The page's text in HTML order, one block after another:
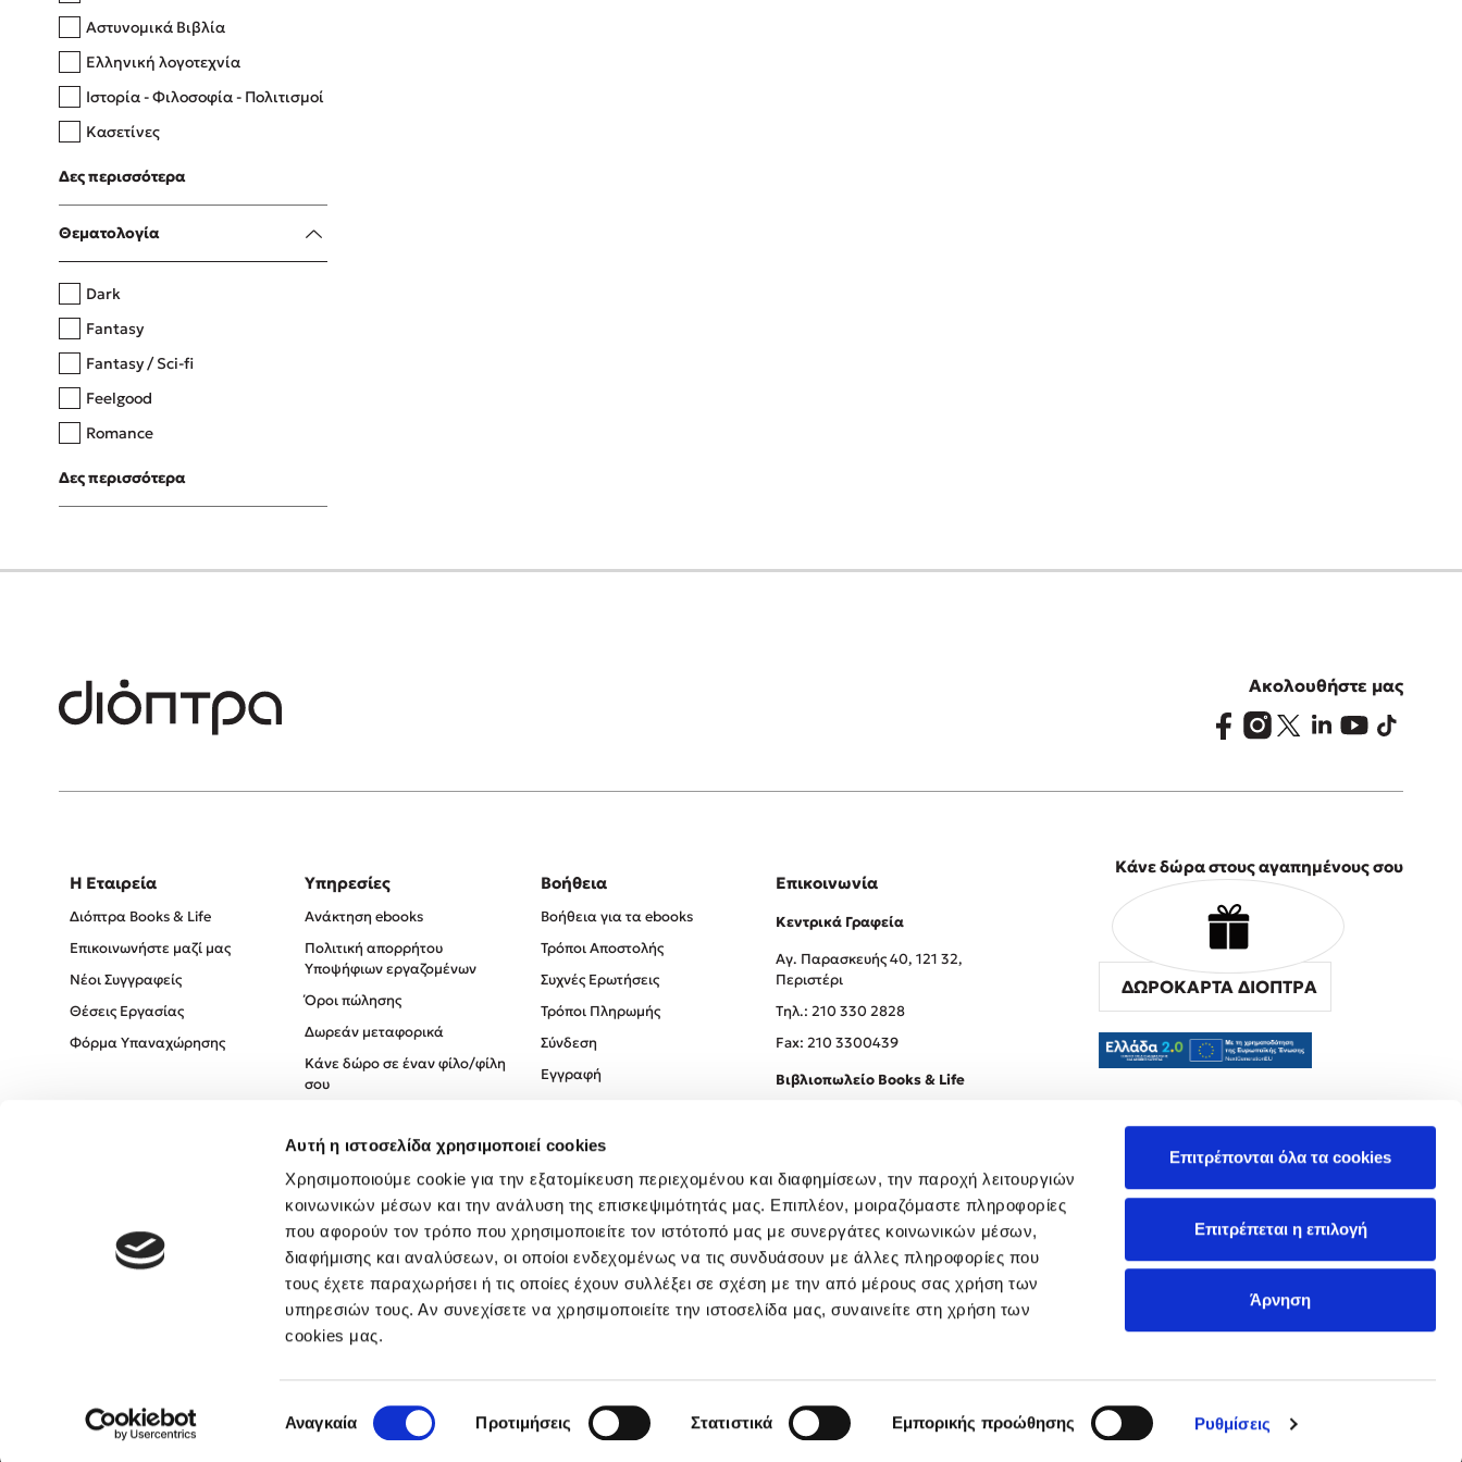
Αυτή η ιστοσελίδα χρησιμοποιεί cookies
Χρησιμοποιούμε cookie για την εξατομίκευση περιεχομένου και διαφημίσεων, την παροχή λειτουργιών
κοινωνικών μέσων και την ανάλυση της επισκεψιμότητάς μας. Επιπλέον, μοιραζόμαστε πληροφορίες
που αφορούν τον τρόπο που χρησιμοποιείτε τον ιστότοπό μας με συνεργάτες κοινωνικών μέσων,
διαφήμισης και αναλύσεων, οι οποίοι ενδεχομένως να τις συνδυάσουν με άλλες πληροφορίες που
τους έχετε παραχωρήσει ή τις οποίες έχουν συλλέξει σε σχέση με την από μέρους σας χρήση των
υπηρεσιών τους. Αν συνεχίσετε να χρησιμοποιείτε την ιστοσελίδα μας, συναινείτε στη χρήση των
cookies μας.
συγκατάθεσης
Αναγκαία Προτιμήσεις Στατιστικά Εμπορικής προώθησης Ρυθμίσεις
Επιτρέπονται όλα τα cookies
Επιτρέπεται η επιλογή
Άρνηση
Δανάη Δεληγεώργη
Πάνω, κάτω, μπροστά, πίσω
Η μέθοδος Αφήστε τους
Αστυνομικά Βιβλία
Ελληνική λογοτεχνία
Ιστορία - Φιλοσοφία - Πολιτισμοί
Κασετίνες
Λευκώματα - Έγχρωμοι οδηγοί
Μαγειρική
Δες περισσότερα
Θεματολογία
Dark
Fantasy
Fantasy / Sci-fi
Feelgood
Romance
Upmarket
Young Adult
Δες περισσότερα
Ακολουθήστε μας
Η Εταιρεία
Διόπτρα Books & Life
Επικοινωνήστε μαζί μας
Νέοι Συγγραφείς
Θέσεις Εργασίας
Φόρμα Υπαναχώρησης
Υπηρεσίες
Ανάκτηση ebooks
Πολιτική απορρήτου
Υποψήφιων εργαζομένων
Όροι πώλησης
Δωρεάν μεταφορικά
Κάνε δώρο σε έναν φίλο/φίλη
σου
Πολιτική Απορρήτου
Όροι χρήσης
Βοήθεια
Βοήθεια για τα ebooks
Τρόποι Αποστολής
Συχνές Ερωτήσεις
Τρόποι Πληρωμής
Σύνδεση
Εγγραφή
Επικοινωνία
Κεντρικά Γραφεία
Αγ. Παρασκευής 40, 121 32,
Περιστέρι
Tηλ.: 210 330 2828
Fax: 210 3300439
Βιβλιοπωλείο Books & Life
Κάνε δώρα στους αγαπημένους σου
ΔΩΡΟΚΑΡΤΑ ΔΙΟΠΤΡΑ
Created by Powered by